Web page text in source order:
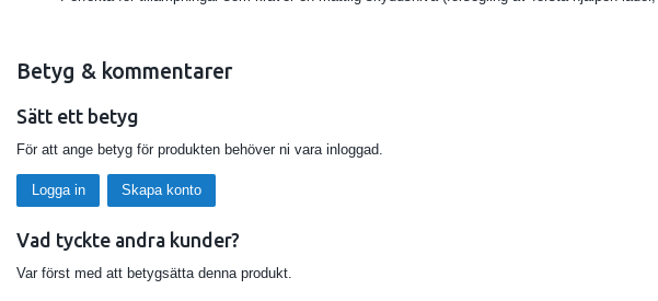
Betyg & kommentarer
Sätt ett betyg
För att ange betyg för produkten behöver ni vara inloggad.
Logga in Skapa konto
Vad tyckte andra kunder?
Var först med att betygsätta denna produkt.